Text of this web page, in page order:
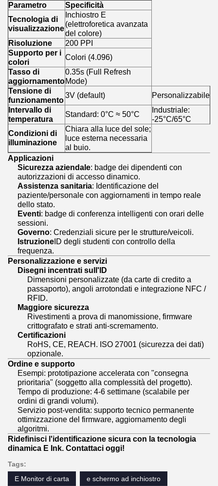
Parametro
Specificità
Tecnologia di
visualizzazione
Inchiostro E
(elettroforetica avanzata
del colore)
Risoluzione
200 PPI
Supporto per i
colori
Colori (4.096)
Tasso di
aggiornamento
0.35s (Full Refresh
Mode)
Tensione di
funzionamento
3V (default)
Personalizzabile
Intervallo di
temperatura
Standard: 0°C ≈ 50°C
Industriale:
-25°C/65°C
Condizioni di
illuminazione
Chiara alla luce del sole;
luce esterna necessaria
al buio.
Applicazioni
Sicurezza aziendale: badge dei dipendenti con
autorizzazioni di accesso dinamico.
Assistenza sanitaria: Identificazione del
paziente/personale con aggiornamenti in tempo reale
dello stato.
Eventi: badge di conferenza intelligenti con orari delle
sessioni.
Governo: Credenziali sicure per le strutture/veicoli.
IstruzioneID degli studenti con controllo della
frequenza.
Personalizzazione e servizi
Disegni incentrati sull'ID
Dimensioni personalizzate (da carte di credito a
passaporto), angoli arrotondati e integrazione NFC /
RFID.
Maggiore sicurezza
Rivestimenti a prova di manomissione, firmware
crittografato e strati anti-scremamento.
Certificazioni
RoHS, CE, REACH. ISO 27001 (sicurezza dei dati)
opzionale.
Ordine e supporto
Esempi: prototipazione accelerata con "consegna
prioritaria" (soggetto alla complessità del progetto).
Tempo di produzione: 4-6 settimane (scalabile per
ordini di grandi volumi).
Servizio post-vendita: supporto tecnico permanente
ottimizzazione del firmware, aggiornamento degli
algoritmi.
Ridefinisci l'identificazione sicura con la tecnologia
dinamica E Ink. Contattaci oggi!
Tags:
E Monitor di carta
e schermo ad inchiostro